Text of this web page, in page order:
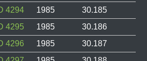
4294
1985
30.185
4295
1985
30.186
4296
1985
30.187